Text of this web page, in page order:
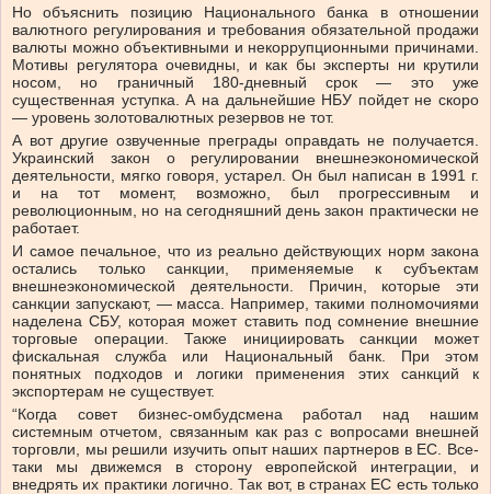
Но объяснить позицию Национального банка в отношении
валютного регулирования и требования обязательной продажи
валюты можно объективными и некоррупционными причинами.
Мотивы регулятора очевидны, и как бы эксперты ни крутили
носом, но граничный 180-дневный срок — это уже
существенная уступка. А на дальнейшие НБУ пойдет не скоро
— уровень золотовалютных резервов не тот.
А вот другие озвученные преграды оправдать не получается.
Украинский закон о регулировании внешнеэкономической
деятельности, мягко говоря, устарел. Он был написан в 1991 г.
и на тот момент, возможно, был прогрессивным и
революционным, но на сегодняшний день закон практически не
работает.
И самое печальное, что из реально действующих норм закона
остались только санкции, применяемые к субъектам
внешнеэкономической деятельности. Причин, которые эти
санкции запускают, — масса. Например, такими полномочиями
наделена СБУ, которая может ставить под сомнение внешние
торговые операции. Также инициировать санкции может
фискальная служба или Национальный банк. При этом
понятных подходов и логики применения этих санкций к
экспортерам не существует.
“Когда совет бизнес-омбудсмена работал над нашим
системным отчетом, связанным как раз с вопросами внешней
торговли, мы решили изучить опыт наших партнеров в ЕС. Все-
таки мы движемся в сторону европейской интеграции, и
внедрять их практики логично. Так вот, в странах ЕС есть только